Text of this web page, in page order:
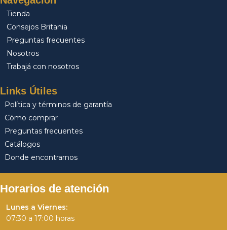
Tienda
Consejos Britania
Preguntas frecuentes
Nosotros
Trabajá con nosotros
Links Útiles
Política y términos de garantía
Cómo comprar
Preguntas frecuentes
Catálogos
Donde encontrarnos
Horarios de atención
Lunes a Viernes:
07:30 a 17:00 horas